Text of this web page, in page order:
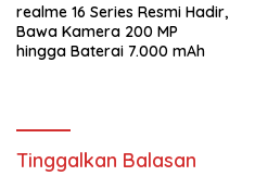
realme 16 Series Resmi Hadir,
Bawa Kamera 200 MP
hingga Baterai 7.000 mAh
Tinggalkan Balasan